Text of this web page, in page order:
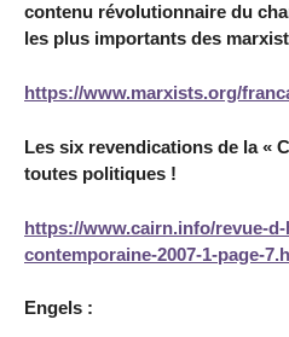
contenu révolutionnaire du
les plus importants des
https://www.marxists.org/
Les six revendications de la «
toutes politiques !
https://www.cairn.info/revue-
contemporaine-2007-1-page-
Engels :